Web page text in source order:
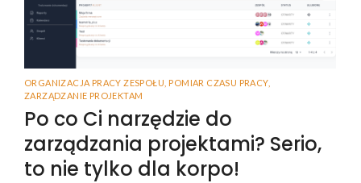
ORGANIZACJA PRACY ZESPOŁU POMIAR CZASU PRACY,
ZARZĄDZANIE PROJEKTAM
Po co Ci narzędzie do
zarządzania projektami? Serio,
to nie tylko dla korpo!